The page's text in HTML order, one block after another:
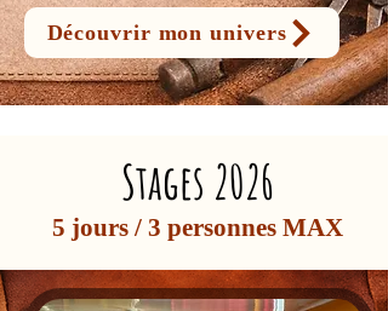
Découvrir mon univers
Stages 2026
5 jours / 3 personnes MAX